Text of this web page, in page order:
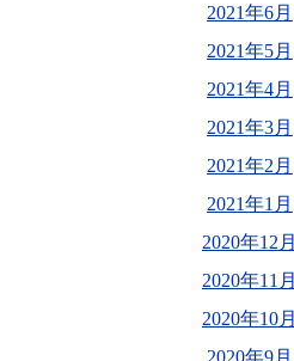
2021年6月
2021年5月
2021年4月
2021年3月
2021年2月
2021年1月
2020年12月
2020年11月
2020年10月
2020年9月